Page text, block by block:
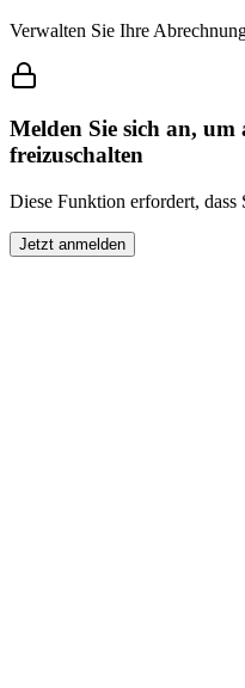
Verwalten Sie Ihre
Melden Sie sich an,
freizuschalten
Diese Funktion erfordert,
Jetzt anmelden